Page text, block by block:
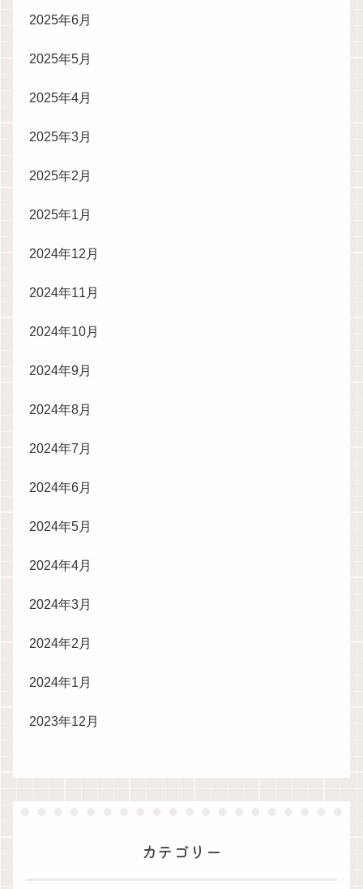
2025年6月
2025年5月
2025年4月
2025年3月
2025年2月
2025年1月
2024年12月
2024年11月
2024年10月
2024年9月
2024年8月
2024年7月
2024年6月
2024年5月
2024年4月
2024年3月
2024年2月
2024年1月
2023年12月
カテゴリー